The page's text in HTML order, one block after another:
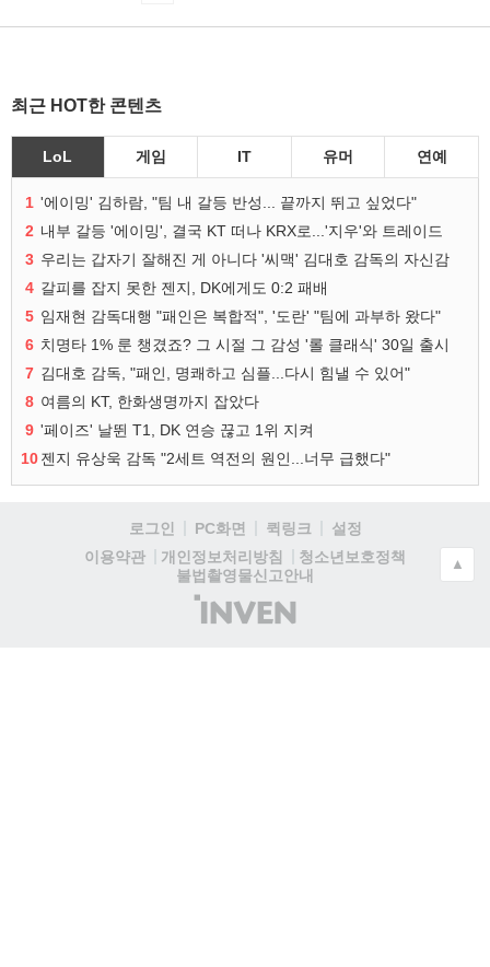
최근 HOT한 콘텐츠
LoL 게임 IT 유머 연예
1 '에이밍' 김하람, "팀 내 갈등 반성... 끝까지 뛰고 싶었다"
2 내부 갈등 '에이밍', 결국 KT 떠나 KRX로...'지우'와 트레이드
3 우리는 갑자기 잘해진 게 아니다 '씨맥' 김대호 감독의 자신감
4 갈피를 잡지 못한 젠지, DK에게도 0:2 패배
5 임재현 감독대행 "패인은 복합적", '도란' "팀에 과부하 왔다"
6 치명타 1% 룬 챙겼죠? 그 시절 그 감성 '롤 클래식' 30일 출시
7 김대호 감독, "패인, 명쾌하고 심플...다시 힘낼 수 있어"
8 여름의 KT, 한화생명까지 잡았다
9 '페이즈' 날뛴 T1, DK 연승 끊고 1위 지켜
10젠지 유상욱 감독 "2세트 역전의 원인...너무 급했다"
로그인 PC화면 퀵링크
설정
이용약관
개인정보처리방침
청소년보호정책
불법촬영물신고안내
(주)
인
▲